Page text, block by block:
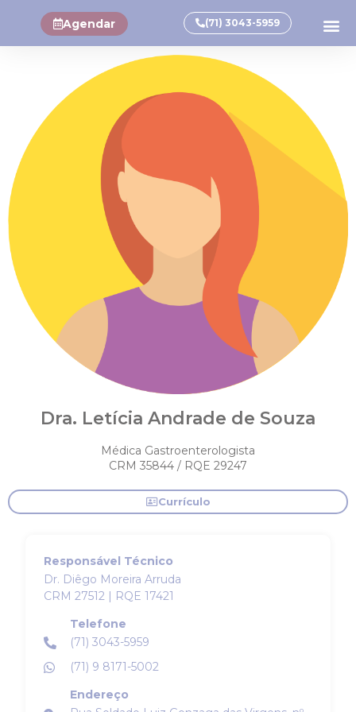
Agendar (71) 3043-5959
Dra. Letícia Andrade de Souza
Médica Gastroenterologista
CRM 35844 / RQE 29247
Currículo
Responsável Técnico
Dr. Diêgo Moreira Arruda
CRM 27512 | RQE 17421
Telefone
(71) 3043-5959
(71) 9 8171-5002
Endereço